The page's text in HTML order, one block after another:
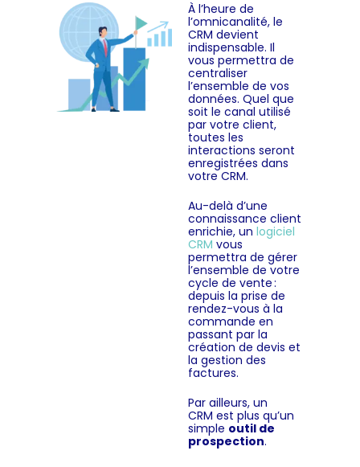
À l’heure de
l’omnicanalité, le
CRM devient
indispensable. Il
vous permettra de
centraliser
l’ensemble de vos
données. Quel que
soit le canal utilisé
par votre client,
toutes les
interactions seront
enregistrées dans
votre CRM.
Au-delà d’une
connaissance client
enrichie, un logiciel
CRM vous
permettra de gérer
l’ensemble de votre
cycle de vente :
depuis la prise de
rendez-vous à la
commande en
passant par la
création de devis et
la gestion des
factures.
Par ailleurs, un
CRM est plus qu’un
simple outil de
prospection.